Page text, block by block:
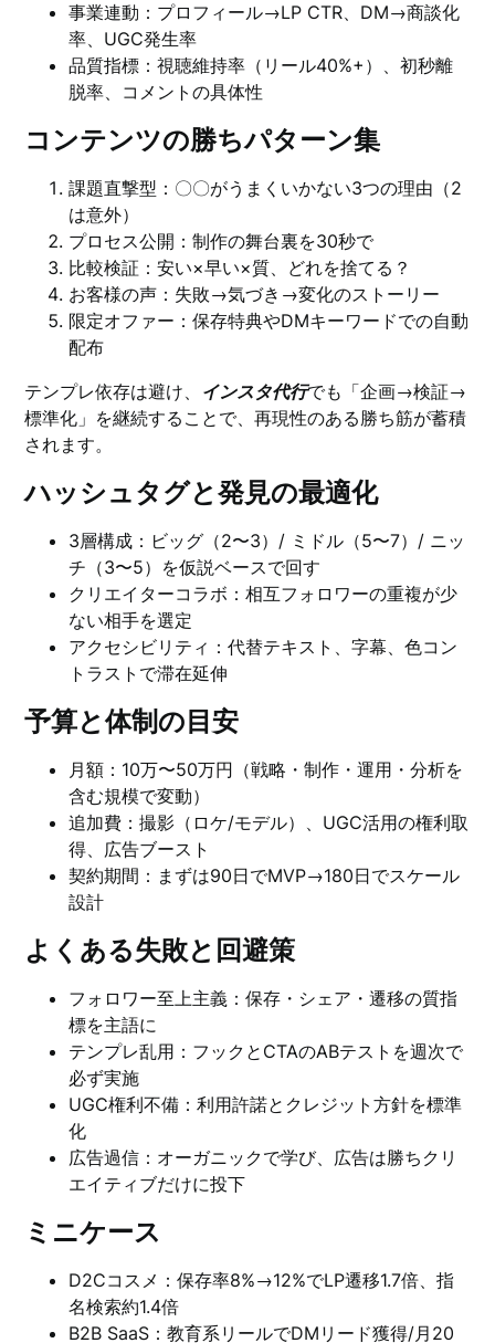
事業連動：プロフィール→LP CTR、DM→商談化
率、UGC発生率
品質指標：視聴維持率（リール40%+）、初秒離
脱率、コメントの具体性
コンテンツの勝ちパターン集
課題直撃型：〇〇がうまくいかない3つの理由（2
は意外）
プロセス公開：制作の舞台裏を30秒で
比較検証：安い×早い×質、どれを捨てる？
お客様の声：失敗→気づき→変化のストーリー
限定オファー：保存特典やDMキーワードでの自動
配布
テンプレ依存は避け、 インスタ代行でも「企画→検証→
標準化」を継続することで、再現性のある勝ち筋が蓄積
されます。
ハッシュタグと発見の最適化
3層構成：ビッグ（2〜3）/ ミドル（5〜7）/ ニッ
チ（3〜5）を仮説ベースで回す
クリエイターコラボ：相互フォロワーの重複が少
ない相手を選定
アクセシビリティ：代替テキスト、字幕、色コン
トラストで滞在延伸
予算と体制の目安
月額：10万〜50万円（戦略・制作・運用・分析を
含む規模で変動）
追加費：撮影（ロケ/モデル）、UGC活用の権利取
得、広告ブースト
契約期間：まずは90日でMVP→180日でスケール
設計
よくある失敗と回避策
フォロワー至上主義：保存・シェア・遷移の質指
標を主語に
テンプレ乱用：フックとCTAのABテストを週次で
必ず実施
UGC権利不備：利用許諾とクレジット方針を標準
化
広告過信：オーガニックで学び、広告は勝ちクリ
エイティブだけに投下
ミニケース
D2Cコスメ：保存率8%→12%でLP遷移1.7倍、指
名検索約1.4倍
B2B SaaS：教育系リールでDMリード獲得/月20